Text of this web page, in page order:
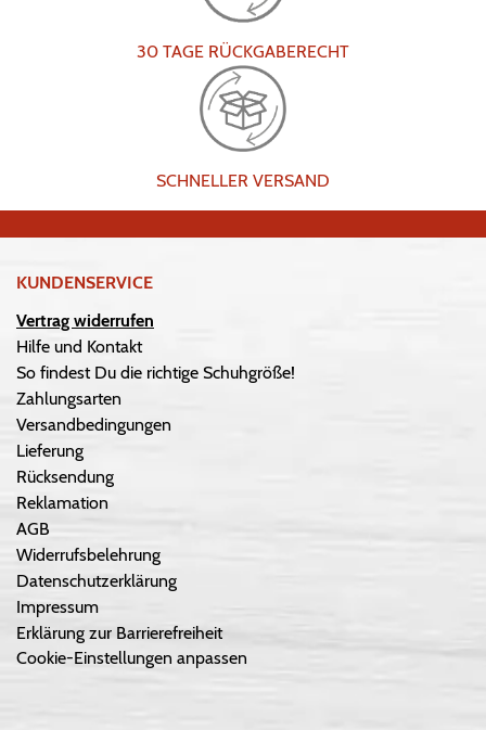
30 TAGE RÜCKGABERECHT
SCHNELLER VERSAND
KUNDENSERVICE
Vertrag widerrufen
Hilfe und Kontakt
So findest Du die richtige Schuhgröße!
Zahlungsarten
Versandbedingungen
Lieferung
Rücksendung
Reklamation
AGB
Widerrufsbelehrung
Datenschutzerklärung
Impressum
Erklärung zur Barrierefreiheit
Cookie-Einstellungen anpassen